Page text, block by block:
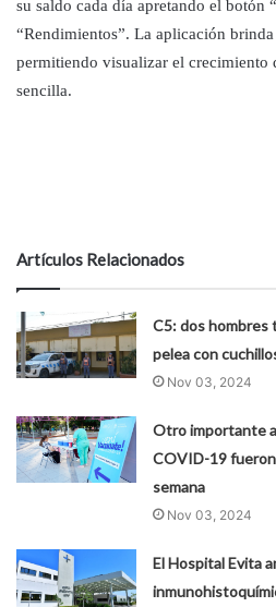
su saldo cada día apretando el botón
“Rendimientos”. La aplicación
permitiendo visualizar el crecimiento
sencilla.
Artículos Relacionados
C5: dos hombres
pelea con
Nov 03, 2024
Otro importante
COVID-19
semana
Nov 03, 2024
El Hospital Evita